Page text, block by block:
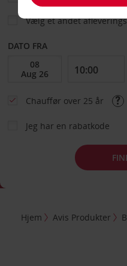
Vælg et andet
DATO FRA
Chauffør over 25 år
Jeg har en rabatkode
Hjem Avis Produkter